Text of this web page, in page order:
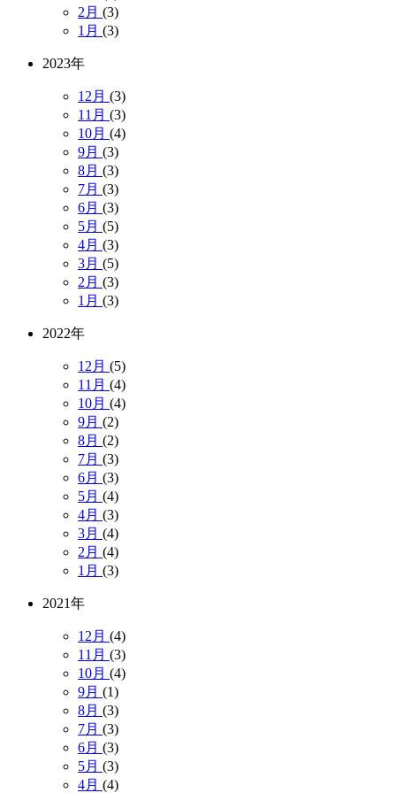
2月 (3)
1月 (3)
2023年
12月 (3)
11月 (3)
10月 (4)
9月 (3)
8月 (3)
7月 (3)
6月 (3)
5月 (5)
4月 (3)
3月 (5)
2月 (3)
1月 (3)
2022年
12月 (5)
11月 (4)
10月 (4)
9月 (2)
8月 (2)
7月 (3)
6月 (3)
5月 (4)
4月 (3)
3月 (4)
2月 (4)
1月 (3)
2021年
12月 (4)
11月 (3)
10月 (4)
9月 (1)
8月 (3)
7月 (3)
6月 (3)
5月 (3)
4月 (4)